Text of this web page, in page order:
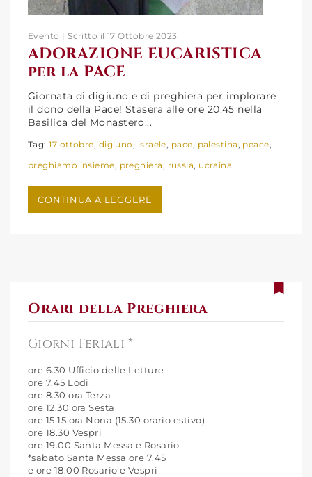
ADORAZIONE EUCARISTICA
per la PACE
Evento | Scritto il 17 Ottobre 2023
ADORAZIONE EUCARISTICA
per la PACE
Giornata di digiuno e di preghiera per implorare
il dono della Pace! Stasera alle ore 20.45 nella
Basilica del Monastero...
Tag:17 ottobre, digiuno, israele, pace, palestina, peace,
preghiamo insieme, preghiera, russia, ucraina
CONTINUA A LEGGERE
Orari della Preghiera
Giorni Feriali *
ore 6.30 Ufficio delle Letture
ore 7.45 Lodi
ore 8.30 ora Terza
ore 12.30 ora Sesta
ore 15.15 ora Nona (15.30 orario estivo)
ore 18.30 Vespri
ore 19.00 Santa Messa e Rosario
*sabato Santa Messa ore 7.45
e ore 18.00 Rosario e Vespri